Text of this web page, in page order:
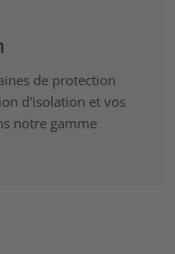
de protection
d'isolation et vos
notre gamme